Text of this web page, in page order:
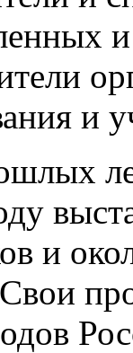
и
и
и